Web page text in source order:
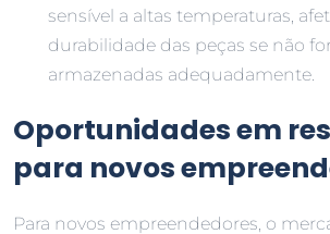
sensível a altas temperaturas,
durabilidade das peças se não
armazenadas adequadamente.
Oportunidades em
para novos
Para novos empreendedores, o